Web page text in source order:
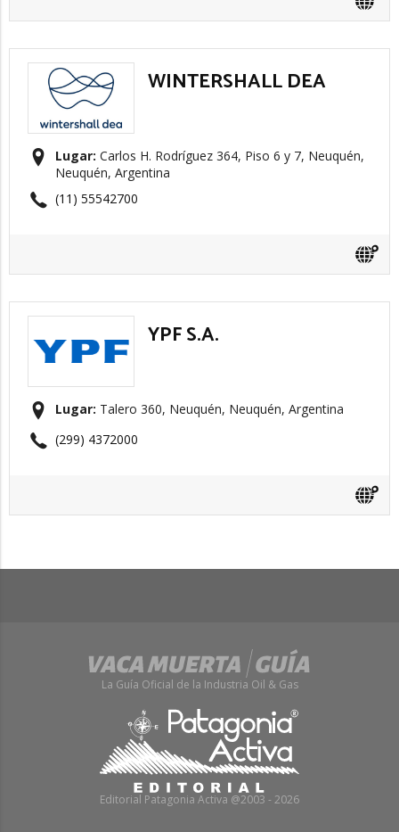
WINTERSHALL DEA
Lugar: Carlos H. Rodríguez 364, Piso 6 y 7, Neuquén,
Neuquén, Argentina
(11) 55542700
YPF S.A.
Lugar: Talero 360, Neuquén, Neuquén, Argentina
(299) 4372000
La Guía Oficial de la Industria Oil & Gas
Editorial Patagonia Activa @2003 - 2026